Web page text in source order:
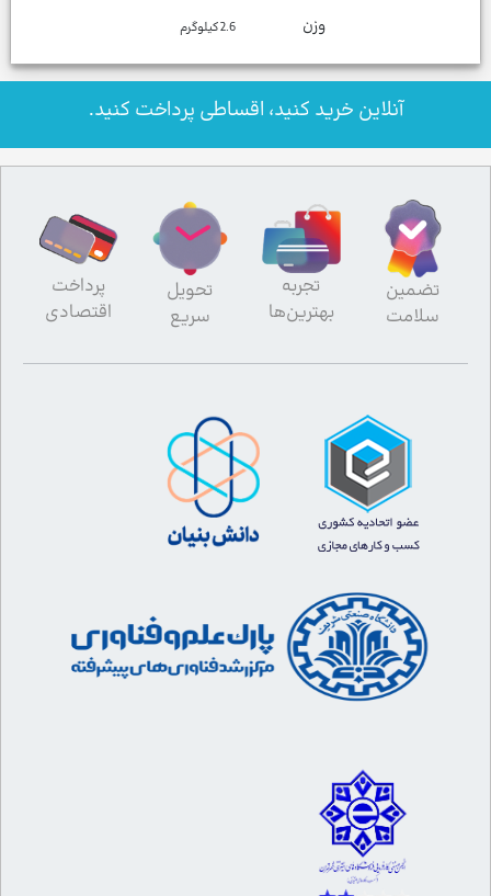
وزن 2.6 كيلوگرم
آنلاین خرید کنید، اقساطی پرداخت کنید.
تضمین
سلامت
تجربه
بهترین‌ها
تحویل
سریع
پرداخت
اقتصادی